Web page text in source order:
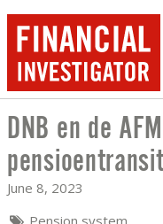
DNB EN DE
DNB en de
June 8, 2023